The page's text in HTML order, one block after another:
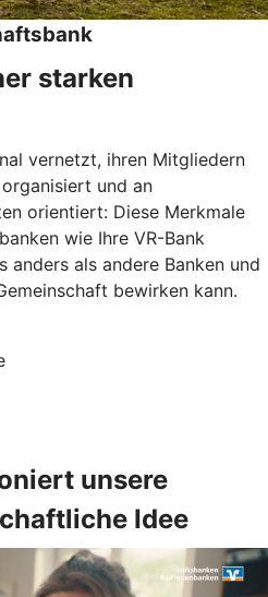
starken
vernetzt, ihren Mitgliedern
und an
orientiert: Diese Merkmale
wie Ihre VR-Bank
anders als andere Banken und
bewirken kann.
unsere
Idee